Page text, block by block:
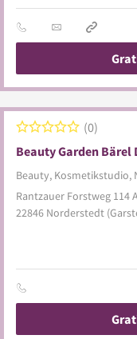
Beauty Garden Bärel
Beauty, Kosmetikstudio,
0
Rantzauer Forstweg 114
22846 Norderstedt